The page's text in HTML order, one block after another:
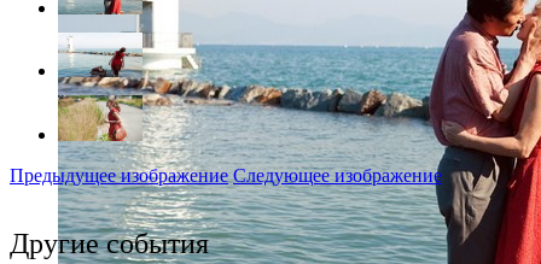
Предыдущее изображение Следующее изображение
Другие события